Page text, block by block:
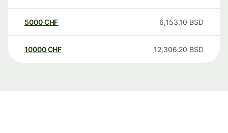
5000CHF 6,153.10 BSD
10000 CHF 12,306.20 BSD